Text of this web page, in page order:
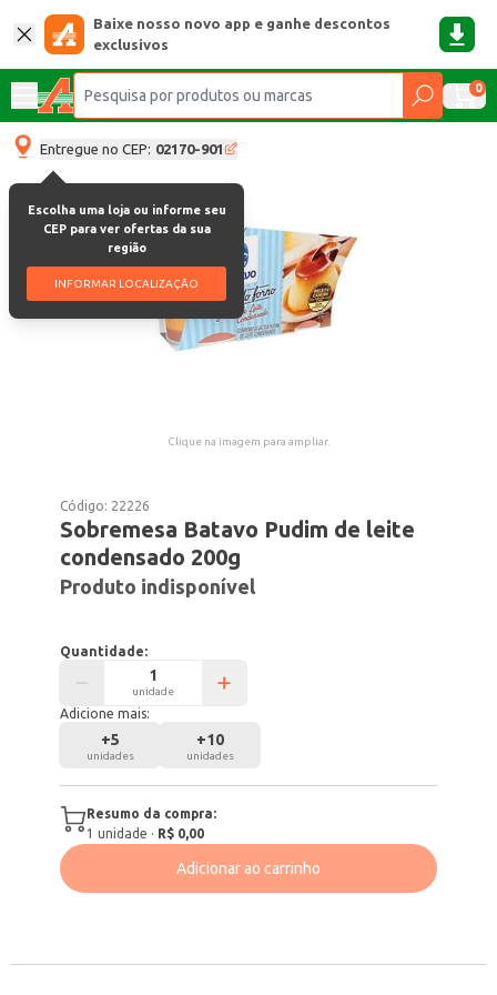
Baixe nosso novo app e ganhe descontos
exclusivos
0
Entregue no CEP: 02170-901
Escolha uma loja ou informe seu
CEP para ver ofertas da sua
região
INFORMAR LOCALIZAÇÃO
Clique na imagem para ampliar.
Código: 22226
Sobremesa Batavo Pudim de leite
condensado 200g
Produto indisponível
Quantidade:
unidade
Adicione mais:
+5
unidades
+10
unidades
Resumo da compra:
1 unidade · R$ 0,00
Adicionar ao carrinho